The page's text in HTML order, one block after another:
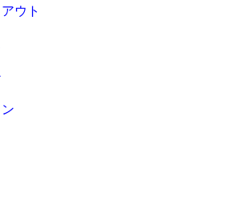
ウト